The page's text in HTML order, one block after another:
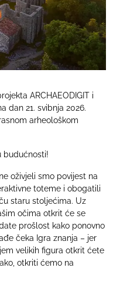
ARCHAEODIGIT i
dan 21. svibnja 2026.
arheološkom
budućnosti!
oživjeli smo povijest na
toteme i obogatili
staru stoljećima. Uz
očima otkrit će se
prošlost kako ponovno
čeka Igra znanja – jer
velikih figura otkrit ćete
otkriti ćemo na